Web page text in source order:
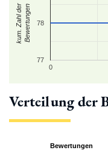
0
77
78
kum. Zahl derBewertungen
Verteilung der
Bewertungen